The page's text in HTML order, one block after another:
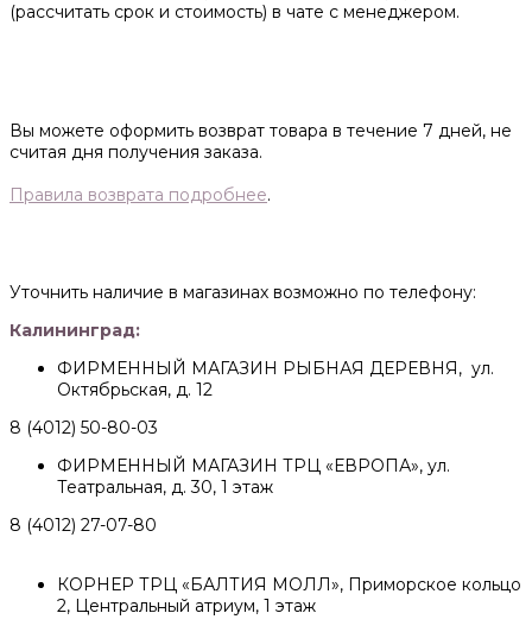
(рассчитать срок и стоимость) в чате с менеджером.
Вы можете оформить возврат товара в течение 7 дней, не
считая дня получения заказа.
Правила возврата подробнее.
Уточнить наличие в магазинах возможно по телефону:
Калининград:
ФИРМЕННЫЙ МАГАЗИН РЫБНАЯ ДЕРЕВНЯ, ул.
Октябрьская, д. 12
8 (4012) 50-80-03
ФИРМЕННЫЙ МАГАЗИН ТРЦ «ЕВРОПА», ул.
Театральная, д. 30, 1 этаж
8 (4012) 27-07-80
КОРНЕР ТРЦ «БАЛТИЯ МОЛЛ», Приморское кольцо
2, Центральный атриум, 1 этаж